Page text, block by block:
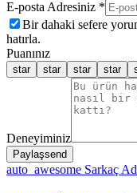
E-posta Adresiniz *
Bir dahaki sefere
hatırla.
Puanınız
star star star star
Deneyiminiz
Paylaşsend
auto_awesome Sarkaç